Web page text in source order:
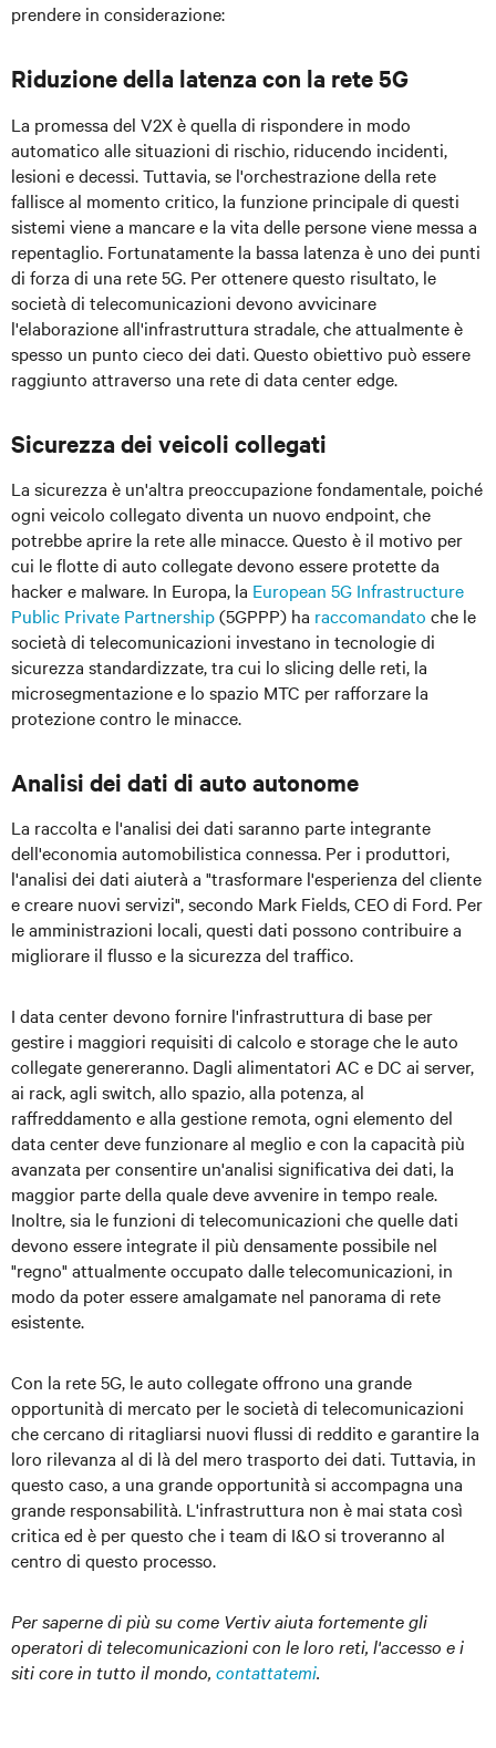
prendere in considerazione:
Riduzione della latenza con la rete 5G
La promessa del V2X è quella di rispondere in modo
automatico alle situazioni di rischio, riducendo incidenti,
lesioni e decessi. Tuttavia, se l'orchestrazione della rete
fallisce al momento critico, la funzione principale di questi
sistemi viene a mancare e la vita delle persone viene messa a
repentaglio. Fortunatamente la bassa latenza è uno dei punti
di forza di una rete 5G. Per ottenere questo risultato, le
società di telecomunicazioni devono avvicinare
l'elaborazione all'infrastruttura stradale, che attualmente è
spesso un punto cieco dei dati. Questo obiettivo può essere
raggiunto attraverso una rete di data center edge.
Sicurezza dei veicoli collegati
La sicurezza è un'altra preoccupazione fondamentale, poiché
ogni veicolo collegato diventa un nuovo endpoint, che
potrebbe aprire la rete alle minacce. Questo è il motivo per
cui le flotte di auto collegate devono essere protette da
hacker e malware. In Europa, la European 5G Infrastructure
Public Private Partnership(5GPPP) ha raccomandato che le
società di telecomunicazioni investano in tecnologie di
sicurezza standardizzate, tra cui lo slicing delle reti, la
microsegmentazione e lo spazio MTC per rafforzare la
protezione contro le minacce.
Analisi dei dati di auto autonome
La raccolta e l'analisi dei dati saranno parte integrante
dell'economia automobilistica connessa. Per i produttori,
l'analisi dei dati aiuterà a "trasformare l'esperienza del cliente
e creare nuovi servizi", secondo Mark Fields, CEO di Ford. Per
le amministrazioni locali, questi dati possono contribuire a
migliorare il flusso e la sicurezza del traffico.
I data center devono fornire l'infrastruttura di base per
gestire i maggiori requisiti di calcolo e storage che le auto
collegate genereranno. Dagli alimentatori AC e DC ai server,
ai rack, agli switch, allo spazio, alla potenza, al
raffreddamento e alla gestione remota, ogni elemento del
data center deve funzionare al meglio e con la capacità più
avanzata per consentire un'analisi significativa dei dati, la
maggior parte della quale deve avvenire in tempo reale.
Inoltre, sia le funzioni di telecomunicazioni che quelle dati
devono essere integrate il più densamente possibile nel
"regno" attualmente occupato dalle telecomunicazioni, in
modo da poter essere amalgamate nel panorama di rete
esistente.
Con la rete 5G, le auto collegate offrono una grande
opportunità di mercato per le società di telecomunicazioni
che cercano di ritagliarsi nuovi flussi di reddito e garantire la
loro rilevanza al di là del mero trasporto dei dati. Tuttavia, in
questo caso, a una grande opportunità si accompagna una
grande responsabilità. L'infrastruttura non è mai stata così
critica ed è per questo che i team di I&O si troveranno al
centro di questo processo.
Per saperne di più su come Vertiv aiuta fortemente gli
operatori di telecomunicazioni con le loro reti, l'accesso e i
siti core in tutto il mondo, contattatemi.